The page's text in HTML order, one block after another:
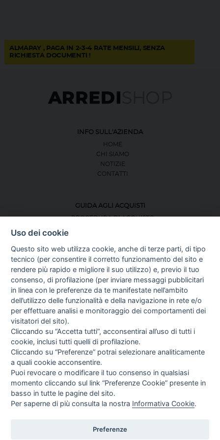
ALMAPAY , PAGA IN 2-3-4 RATE MENSILI, SENZA
RICHIESTA DOCUMENTI !
INFO SULL'AZIENDA
HOME
CHI SIAMO
NOTIZIE
CONTATTI
GUIDA AGLI ACQUISTI
PROCEDURA DI ACQUISTO
SPEDIZIONI E COSTI
SOSTITUZIONI
POLITICHE
TERMINI & CONDIZIONI
PRIVACY
COOKIE POLICY
NEWSLETTER
Letta l’informativa privacy acconsento espressamente al trattamento
marketing.Consulta la nostra Privacy Policy
SEGUICI SU
Uso dei cookie
Questo sito web utilizza cookie, anche di terze parti, di tipo
tecnico (per consentire il corretto funzionamento del sito e
rendere più rapido e migliore il suo utilizzo) e, previo il tuo
consenso, di profilazione (per inviare messaggi pubblicitari
in linea con le preferenze da te manifestate nell’ambito
dell’utilizzo delle funzionalità e della navigazione in rete e/o
per effettuare analisi e monitoraggio dei comportamenti dei
visitatori del sito).
Cliccando su “Accetta tutti”, acconsentirai all’uso di tutti i
cookie, inclusi tutti quelli di profilazione.
Cliccando su “Preferenze” potrai selezionare analiticamente
a quali cookie acconsentire.
Puoi revocare o modificare il tuo consenso in qualsiasi
momento cliccando sul link “Preferenze Cookie” presente in
basso in tutte le pagine del sito.
Per saperne di più consulta la nostra Informativa Cookie.
Preferenze